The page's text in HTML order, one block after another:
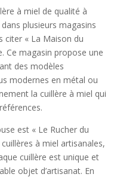
à miel de qualité à
plusieurs magasins
citer « La Maison du
Ce magasin propose une
des modèles
modernes en métal ou
la cuillère à miel qui
est « Le Rucher du
à miel artisanales,
cuillère est unique et
objet d’artisanat. En